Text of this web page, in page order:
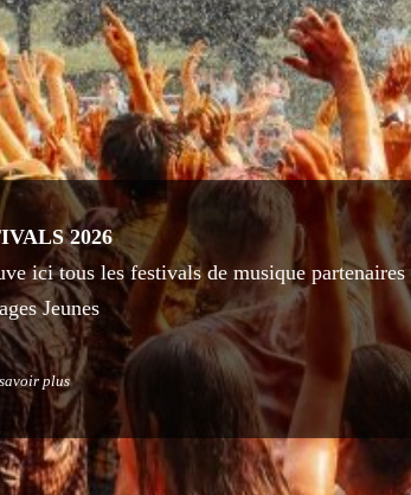
2026
ici tous les festivals de musique partenaires
Jeunes
plus